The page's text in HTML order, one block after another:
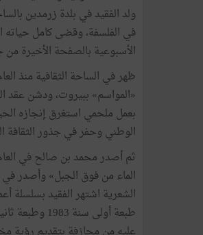
في الفلسفة، وقضى كامل حياته
الأسبوعية بالصفحة الأخيرة من
بعمل ملحمي استغرق إنجازه
الوطني وحفر في جذور الثقافة
الشعرية اشتهر الفقيد بسلسلة